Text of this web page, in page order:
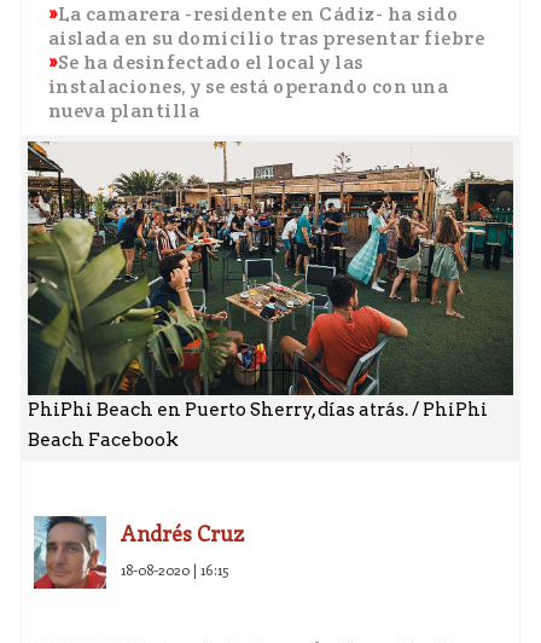
La camarera -residente en Cádiz- ha sido
aislada en su domicilio tras presentar fiebre
Se ha desinfectado el local y las
instalaciones, y se está operando con una
nueva plantilla
PhiPhi Beach en Puerto Sherry, días atrás. / PhiPhi
Beach Facebook
Andrés Cruz
18-08-2020 | 16:15